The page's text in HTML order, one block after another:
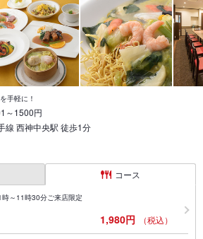
手軽に！
～1500円
線 西神中央駅 徒歩1分
コース
～11時30分ご来店限定
1,980円 （税込）